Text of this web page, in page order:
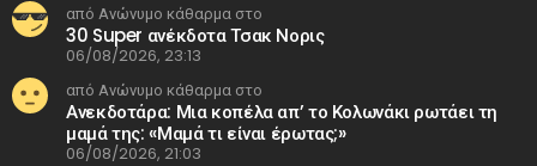
από Ανώνυμο κάθαρμα στο
30 Super ανέκδοτα Τσακ Νορις
06/08/2026, 23:13
από Ανώνυμο κάθαρμα στο
Ανεκδοτάρα: Μια κοπέλα απ’ το Κολωνάκι ρωτάει τη
μαμά της: «Μαμά τι είναι έρωτας;»
06/08/2026, 21:03